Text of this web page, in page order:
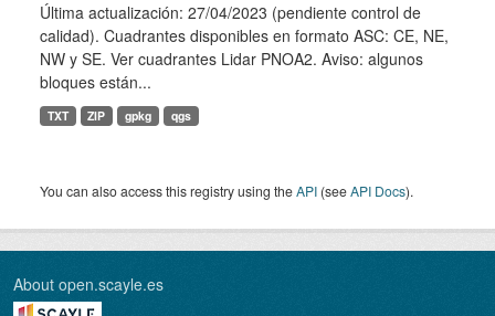
Última actualización: 27/04/2023 (pendiente control de
calidad). Cuadrantes disponibles en formato ASC: CE, NE,
NW y SE. Ver cuadrantes Lidar PNOA2. Aviso: algunos
bloques están...
TXT ZIP gpkg qgs
You can also access this registry using theAPI (seeAPI Docs).
About open.scayle.es